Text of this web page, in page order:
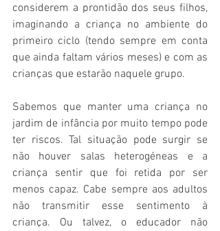
considerem a prontidão dos seus filhos,
imaginando a criança no ambiente do
primeiro ciclo (tendo sempre em conta
que ainda faltam vários meses) e com as
crianças que estarão naquele grupo.
Sabemos que manter uma criança no
jardim de infância por muito tempo pode
ter riscos. Tal situação pode surgir se
não houver salas heterogéneas e a
criança sentir que foi retida por ser
menos capaz. Cabe sempre aos adultos
não transmitir esse sentimento à
criança. Ou talvez, o educador não